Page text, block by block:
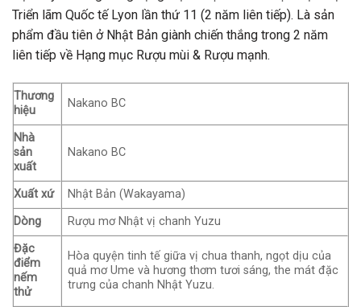
Triển lãm Quốc tế Lyon lần thứ 11 (2 năm liên tiếp). Là sản
phẩm đầu tiên ở Nhật Bản giành chiến thắng trong 2 năm
liên tiếp về Hạng mục Rượu mùi & Rượu mạnh.
Thương
hiệu
Nakano BC
Nhà
sản
xuất
Nakano BC
Xuất xứ
Nhật Bản (Wakayama)
Dòng
Rượu mơ Nhật vị chanh Yuzu
Đặc
điểm
nếm
thử
Hòa quyện tinh tế giữa vị chua thanh, ngọt dịu của
quả mơ Ume và hương thơm tươi sáng, the mát đặc
trưng của chanh Nhật Yuzu.